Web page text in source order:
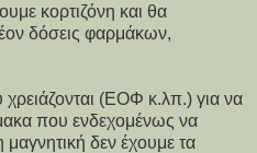
κορτιζόνη και θα
δόσεις φαρμάκων,
χρειάζονται (ΕΟΦ κ.λπ.) για να
που ενδεχομένως να
δεν έχουμε τα